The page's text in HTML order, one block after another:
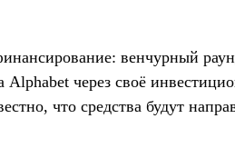
венчурный
через своё
что средства будут